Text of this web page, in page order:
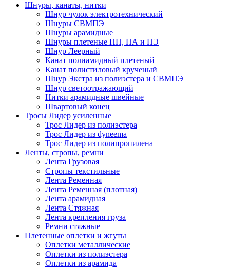
Шнуры, канаты, нитки
Шнур чулок электротехнический
Шнуры СВМПЭ
Шнуры арамидные
Шнуры плетеные ПП, ПА и ПЭ
Шнур Леерный
Канат полиамидный плетеный
Канат полистиловый крученый
Шнур Экстра из полиэстера и СВМПЭ
Шнур светоотражающий
Нитки арамидные швейные
Швартовый конец
Тросы Лидер усиленные
Трос Лидер из полиэстера
Трос Лидер из dyneema
Трос Лидер из полипропилена
Ленты, стропы, ремни
Лента Грузовая
Стропы текстильные
Лента Ременная
Лента Ременная (плотная)
Лента арамидная
Лента Стяжная
Лента крепления груза
Ремни стяжные
Плетенные оплетки и жгуты
Оплетки металлические
Оплетки из полиэстера
Оплетки из арамида